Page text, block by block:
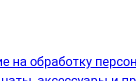
на обработку